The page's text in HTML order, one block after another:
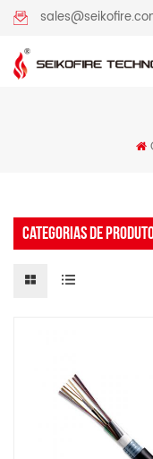
CATEGORIAS DE